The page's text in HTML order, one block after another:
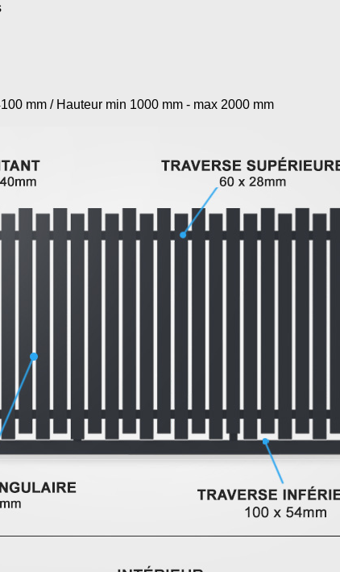
mm / Hauteur min 1000 mm - max 2000 mm